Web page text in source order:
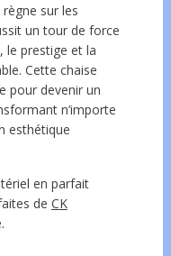
règne sur les
un tour de force
le prestige et la
Cette chaise
pour devenir un
n’importe
esthétique
en parfait
de CK